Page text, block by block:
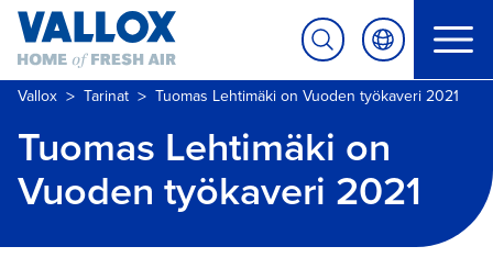
Vallox > Tarinat > Tuomas Lehtimäki on Vuoden työkaveri 2021
Tuomas Lehtimäki on
Vuoden työkaveri 2021